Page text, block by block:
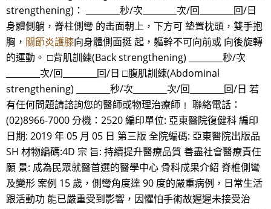
strengthening)： ________秒/次________次/回________回/日
身體側躺，脊柱側彎 的击面朝上，下方可 墊置枕頭，雙手抱
胸， 關節炎護膝向身體側面挺 起，軀幹不可向前或 向後旋轉
的運動。 □背肌訓練(Back strengthening) ________秒/次
________次/回________回/日 □腹肌訓練(Abdominal
strengthening) ________秒/次________次/回________回/日 若
有任何問題請諮詢您的醫師或物理治療師﹗ 聯絡電話：
(02)8966-7000 分機：2520 編印單位: 亞東醫院復健科 編印
日期: 2019 年 05 月 05 日 第三版 全院編碼: 亞東醫院出版品
SH 材物編碼:4D 宗 旨: 持續提升醫療品質 善盡社會醫療責任
願 景: 成為民眾就醫首選的醫學中心 骨科成果介紹 脊椎側彎
及變形 案例 15 歲，側彎角度達 90 度的嚴重病例，日常生活
跟活動功 能已嚴重受到影響，因懼怕手術故遲遲未接受治